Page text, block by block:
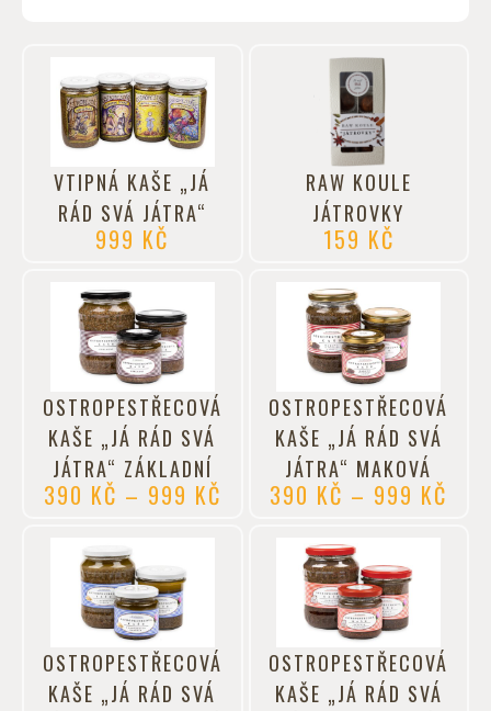
VTIPNÁ KAŠE „JÁ
RÁD SVÁ JÁTRA“
999 KČ
RAW KOULE
JÁTROVKY
159 KČ
OSTROPESTŘECOVÁ
KAŠE „JÁ RÁD SVÁ
JÁTRA“ ZÁKLADNÍ
390 KČ – 999 KČ
OSTROPESTŘECOVÁ
KAŠE „JÁ RÁD SVÁ
JÁTRA“ MAKOVÁ
390 KČ – 999 KČ
OSTROPESTŘECOVÁ
KAŠE „JÁ RÁD SVÁ
OSTROPESTŘECOVÁ
KAŠE „JÁ RÁD SVÁ